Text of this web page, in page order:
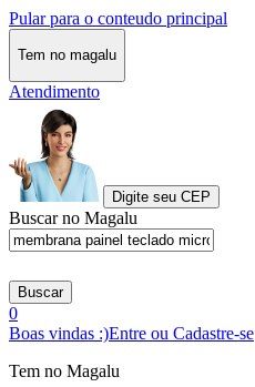
Pular para o conteudo principal
Tem no magalu
Atendimento
Digite seu CEP
Buscar no Magalu
Buscar
0
Boas vindas :)Entre ou Cadastre-se
Tem no Magalu